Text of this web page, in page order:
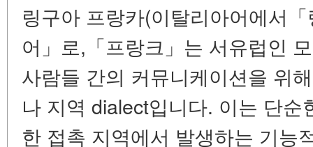
링구아 프랑카(이탈리아어에서
어」로,「프랑크」는 서유럽인
사람들 간의 커뮤니케이션을 위
나 지역 dialect입니다. 이는 단
한 접촉 지역에서 발생하는 기능